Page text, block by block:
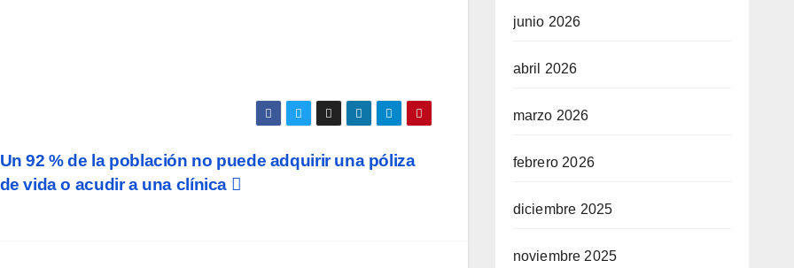
Un 92 % de la población no puede adquirir una póliza
de vida o acudir a una clínica
junio 2026
abril 2026
marzo 2026
febrero 2026
diciembre 2025
noviembre 2025